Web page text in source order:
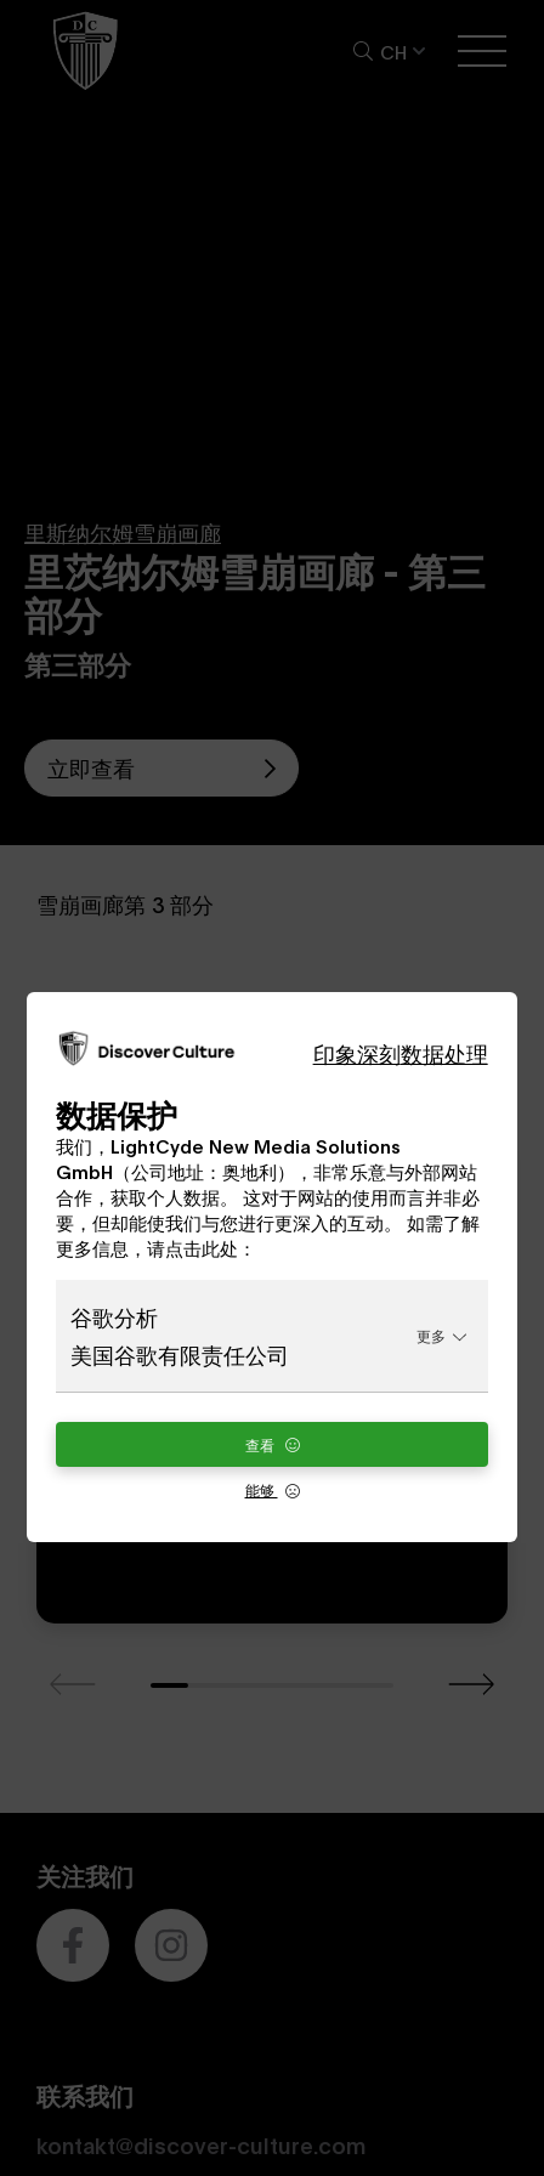
CH
里斯纳尔姆雪崩画廊
里茨纳尔姆雪崩画廊 - 第三
部分
第三部分
立即查看
雪崩画廊第 3 部分
类似产品
查看所有虚拟旅游
关注我们
联系我们
kontakt@discover-culture.com
印象深刻数据处理
数据保护
我们，LightCyde New Media Solutions
GmbH（公司地址：奥地利），非常乐意与外部网站
合作，获取个人数据。 这对于网站的使用而言并非必
要，但却能使我们与您进行更深入的互动。 如需了解
更多信息，请点击此处：
谷歌分析
美国谷歌有限责任公司
更多
能够
查看